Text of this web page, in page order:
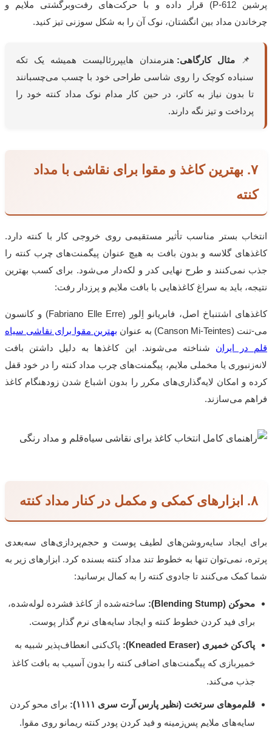
پرشینP-612) قرار داده و با حرکت‌های رفت‌وبرگشتی ملایم و
چرخاندن مداد بین انگشتان، نوک آن را به شکل سوزنی تیز کنید.
📌 مثال کارگاهی: هنرمندان هایپررئالیست همیشه یک تکه
سنباده کوچک را روی شاسی طراحی خود با چسب می‌چسبانند
تا بدون نیاز به کاتر، در حین کار مدام نوک مداد کنته خود را
پرداخت و تیز نگه دارند.
۷. بهترین کاغذ و مقوا برای نقاشی با مداد
کنته
انتخاب بستر مناسب تأثیر مستقیمی روی خروجی کار با کنته دارد.
کاغذهای گلاسه و بدون بافت به هیچ عنوان پیگمنت‌های چرب کنته را
جذب نمی‌کنند و طرح نهایی کدر و لکه‌دار می‌شود. برای کسب بهترین
نتیجه، باید به سراغ کاغذهایی با بافت ملایم و پرزدار رفت:
کاغذهای اشتنباخ اصل، فابریانو اِلور (Fabriano Elle Erre) و کانسون
می-تنت (Canson Mi-Teintes) به عنوان بهترین مقوا برای نقاشی سیاه
قلم در ایران شناخته می‌شوند. این کاغذها به دلیل داشتن بافت
لانه‌زنبوری یا مخملی ملایم، پیگمنت‌های چرب مداد کنته را در خود قفل
کرده و امکان لایه‌گذاری‌های مکرر را بدون اشباع شدن زودهنگام کاغذ
فراهم می‌سازند.
۸. ابزارهای کمکی و مکمل در کنار مداد کنته
برای ایجاد سایه‌روشن‌های لطیف پوست و حجم‌پردازی‌های سه‌بعدی
پرتره، نمی‌توان تنها به خطوط تند مداد کنته بسنده کرد. ابزارهای زیر به
شما کمک می‌کنند تا جادوی کنته را به کمال برسانید:
محوکن (Blending Stump
): ساخته‌شده از کاغذ فشرده لوله‌شده،
برای فید کردن خطوط کنته و ایجاد سایه‌های نرم گذار پوست.
پاک‌کن خمیری (Kneaded Eraser
): پاک‌کنی انعطاف‌پذیر شبیه به
خمیربازی که پیگمنت‌های اضافی کنته را بدون آسیب به بافت کاغذ
جذب می‌کند.
قلم‌موهای سرتخت (نظیر پارس آرت سری ۱۱۱۱):
برای محو کردن
سایه‌های ملایم پس‌زمینه و فید کردن پودر کنته ریمانو روی مقوا.